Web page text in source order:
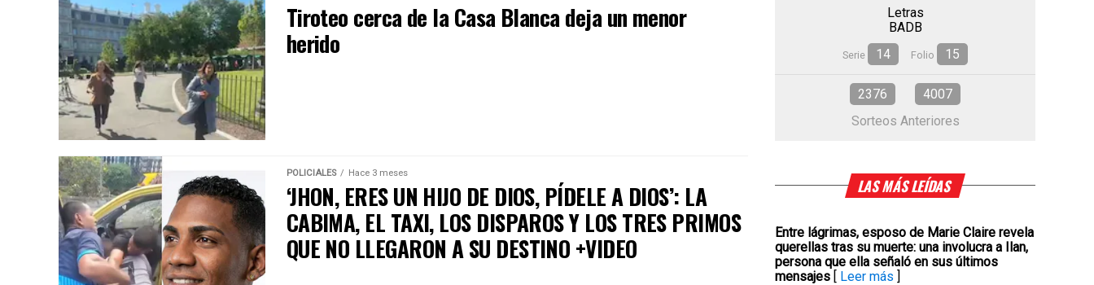
Tiroteo cerca de la Casa Blanca deja un menor
herido
POLICIALES Hace 3 meses
‘JHON, ERES UN HIJO DE DIOS, PÍDELE A DIOS’: LA
CABIMA, EL TAXI, LOS DISPAROS Y LOS TRES PRIMOS
QUE NO LLEGARON A SU DESTINO +VIDEO
Letras
BADB
Serie 14 Folio 15
2376
4007
Sorteos Anteriores
LAS MÁS LEÍDAS
Entre lágrimas, esposo de Marie Claire revela
querellas tras su muerte: una involucra a Ilan,
persona que ella señaló en sus últimos
mensajes [ Leer más ]